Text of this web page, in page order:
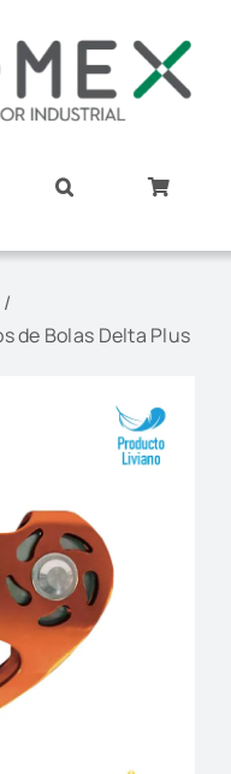
de Bolas Delta Plus